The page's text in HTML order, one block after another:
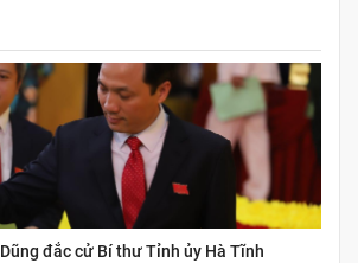
đắc cử Bí thư Tỉnh ủy Hà Tĩnh